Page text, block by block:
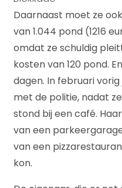
Daarnaast moet ze
van 1.044 pond (1216
omdat ze schuldig
kosten van 120 pond.
dagen. In februari
met de politie, nadat
stond bij een café.
van een
van een
kon.